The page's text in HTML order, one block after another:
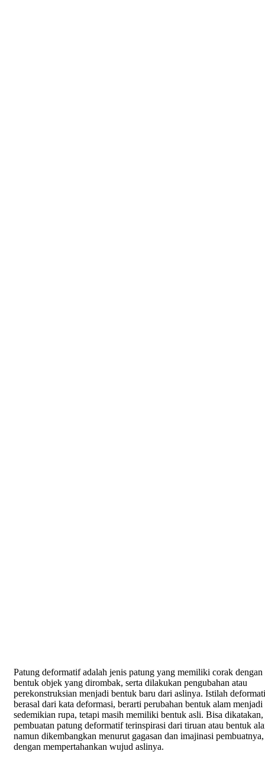
Patung deformatif adalah jenis patung yang memiliki corak dengan
bentuk objek yang dirombak, serta dilakukan pengubahan atau
perekonstruksian menjadi bentuk baru dari aslinya. Istilah
berasal dari kata deformasi, berarti perubahan bentuk alam menjadi
sedemikian rupa, tetapi masih memiliki bentuk asli. Bisa dikatakan,
pembuatan patung deformatif terinspirasi dari tiruan atau bentuk
namun dikembangkan menurut gagasan dan imajinasi pembuatnya,
dengan mempertahankan wujud aslinya.